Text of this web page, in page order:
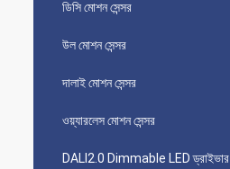
ডিসি মোশন সেন্সর
উল মোশন সেন্সর
দালাই মোশন সেন্সর
ওয়্যারলেস মোশন সেন্সর
DALI2.0 Dimmable LED ড্রাইভার